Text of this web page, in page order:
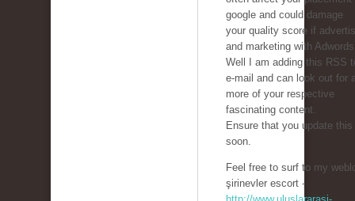
google and could damage
your quality score if
and marketing with
Well I am adding this RSS
e-mail and can look out for
more of your respective
fascinating content.
Ensure that you update this
soon.
Feel free to surf to my
şirinevler escort -